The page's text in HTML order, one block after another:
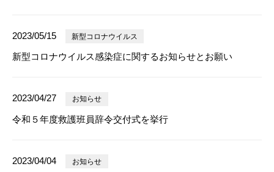
2023/05/15 新型コロナウイルス
新型コロナウイルス感染症に関するお知らせとお願い
2023/04/27 お知らせ
令和５年度救護班員辞令交付式を挙行
2023/04/04 お知らせ